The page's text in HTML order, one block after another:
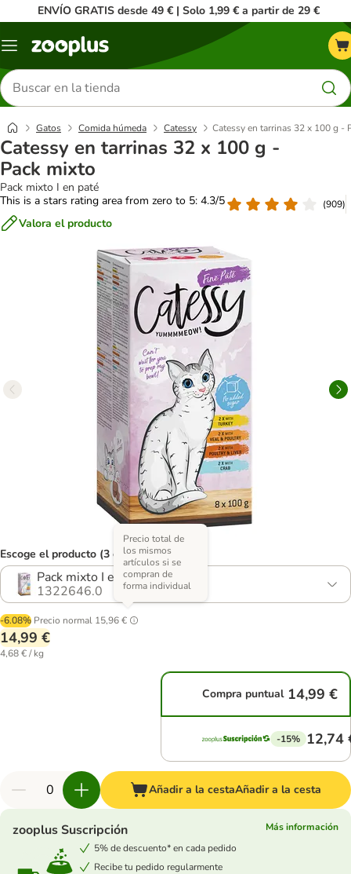
ENVÍO GRATIS desde 49 € | Solo 1,99 € a partir de 29 €
Menú
Buscar
productos
Gatos Comida húmeda Catessy Catessy en tarrinas 32 x 100 g -
Catessy en tarrinas 32 x 100 g -
Pack mixto
Pack mixto I en paté
This is a stars rating area from zero to 5: 4.3/5
(909)
Valora el producto
Escoge el producto (3 opciones)
Pack mixto I en paté
1322646.0
-6.08% Precio normal 15,96 €
Precio total de
los mismos
artículos si se
compran de
forma individual
14,99 €
4,68 € / kg
Compra puntual 14,99 €
-15% 12,74
Añadir a la cestaAñadir a la cesta
zooplus Suscripción
Más información
5% de descuento* en cada pedido
Recibe tu pedido regularmente